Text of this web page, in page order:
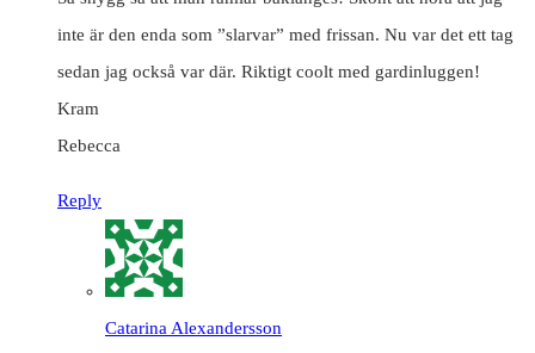
inte är den enda som ”slarvar” med frissan. Nu var det ett tag
sedan jag också var där. Riktigt coolt med gardinluggen!
Kram
Rebecca
Reply
Catarina Alexandersson